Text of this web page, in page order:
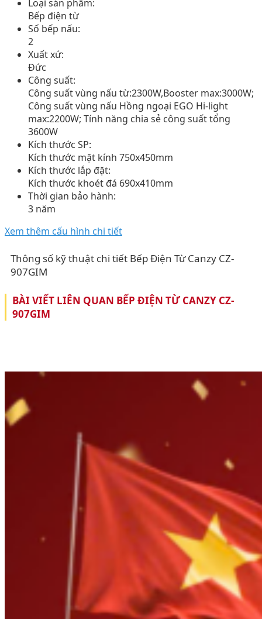
Loại sản phẩm:
Bếp điện từ
Số bếp nấu:
2
Xuất xứ:
Đức
Công suất:
Công suất vùng nấu từ:2300W,Booster max:3000W;
Công suất vùng nấu Hồng ngoại EGO Hi-light
max:2200W; Tính năng chia sẻ công suất tổng
3600W
Kích thước SP:
Kích thước mặt kính 750x450mm
Kích thước lắp đặt:
Kích thước khoét đá 690x410mm
Thời gian bảo hành:
3 năm
Xem thêm cấu hình chi tiết
Thông số kỹ thuật chi tiết Bếp Điện Từ Canzy CZ-
907GIM
BÀI VIẾT LIÊN QUAN BẾP ĐIỆN TỪ CANZY CZ-
907GIM